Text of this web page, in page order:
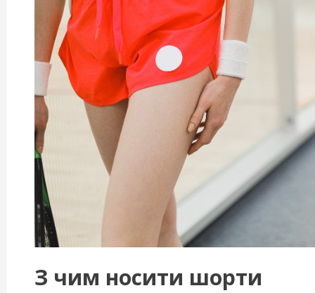
З чим носити шорти